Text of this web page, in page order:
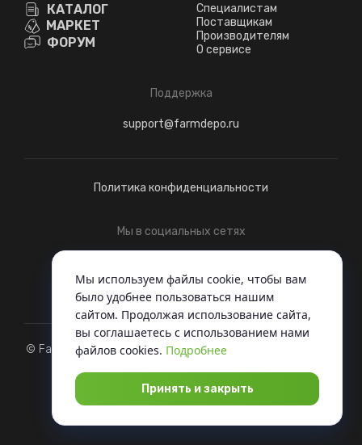
КАТАЛОГ
МАРКЕТ
ФОРУМ
Специалистам
Поставщикам
Производителям
О сервисе
Поддержка
support@farmdepo.ru
Политика конфиденциальности
Мы в социальных сетях
© FarmDepo, 2022 - Когда вся техника под одной крышей
Разработка
Мы используем файлы cookie, чтобы вам
было удобнее пользоваться нашим
сайтом. Продолжая использование сайта,
вы соглашаетесь c использованием нами
файлов cookies. Подробнее
Принять и закрыть